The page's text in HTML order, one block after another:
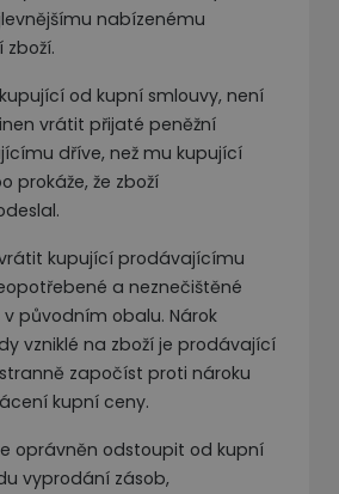
nabízenému
od kupní smlouvy, není
vrátit přijaté peněžní
dříve, než mu kupující
prokáže, že zboží
vrátit kupující prodávajícímu
a neznečištěné
původním obalu. Nárok
vzniklé na zboží je prodávající
započíst proti nároku
kupní ceny.
je oprávněn odstoupit od kupní
vyprodání zásob,